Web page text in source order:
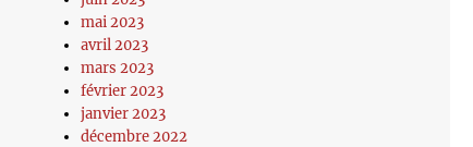
mai 2023
avril 2023
mars 2023
février 2023
janvier 2023
décembre 2022